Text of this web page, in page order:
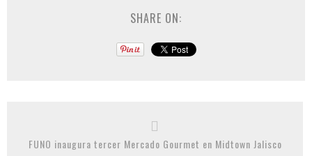
SHARE ON:
FUNO inaugura tercer Mercado Gourmet en Midtown Jalisco